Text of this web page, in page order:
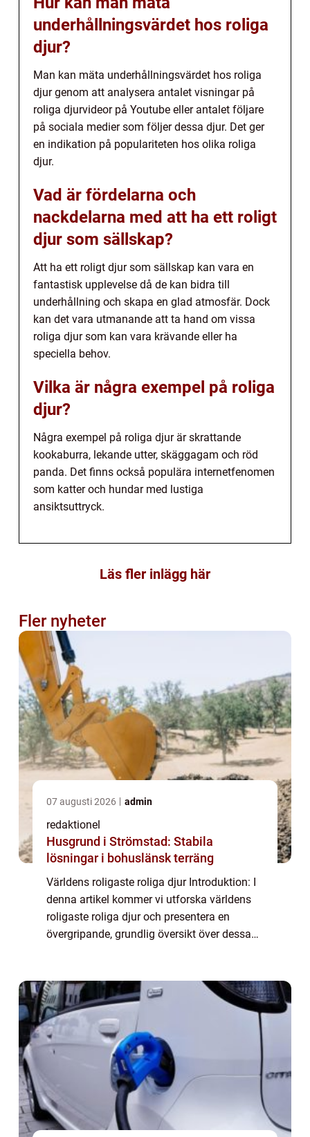
underhållningsvärdet hos roliga
djur?
Man kan mäta underhållningsvärdet hos roliga
djur genom att analysera antalet visningar på
roliga djurvideor på Youtube eller antalet följare
på sociala medier som följer dessa djur. Det ger
en indikation på populariteten hos olika roliga
djur.
Vad är fördelarna och
nackdelarna med att ha ett roligt
djur som sällskap?
Att ha ett roligt djur som sällskap kan vara en
fantastisk upplevelse då de kan bidra till
underhållning och skapa en glad atmosfär. Dock
kan det vara utmanande att ta hand om vissa
roliga djur som kan vara krävande eller ha
speciella behov.
Vilka är några exempel på roliga
djur?
Några exempel på roliga djur är skrattande
kookaburra, lekande utter, skäggagam och röd
panda. Det finns också populära internetfenomen
som katter och hundar med lustiga
ansiktsuttryck.
Läs fler inlägg här
Fler nyheter
07 augusti 2026 admin
redaktionel
Husgrund i Strömstad: Stabila
lösningar i bohuslänsk terräng
Världens roligaste roliga djur Introduktion: I
denna artikel kommer vi utforska världens
roligaste roliga djur och presentera en
övergripande, grundlig översikt över dessa